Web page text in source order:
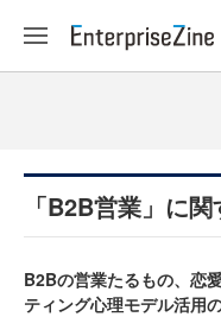
「B2B営業」に
B2Bの営業たるもの、恋
ティング心理モデル活用